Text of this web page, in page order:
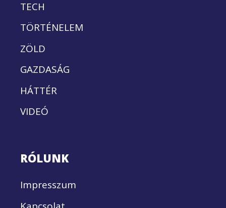
TECH
TÖRTÉNELEM
ZÖLD
GAZDASÁG
HÁTTÉR
VIDEÓ
RÓLUNK
Impresszum